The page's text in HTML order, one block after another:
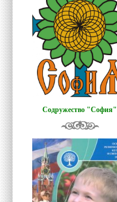
Содружество "София"